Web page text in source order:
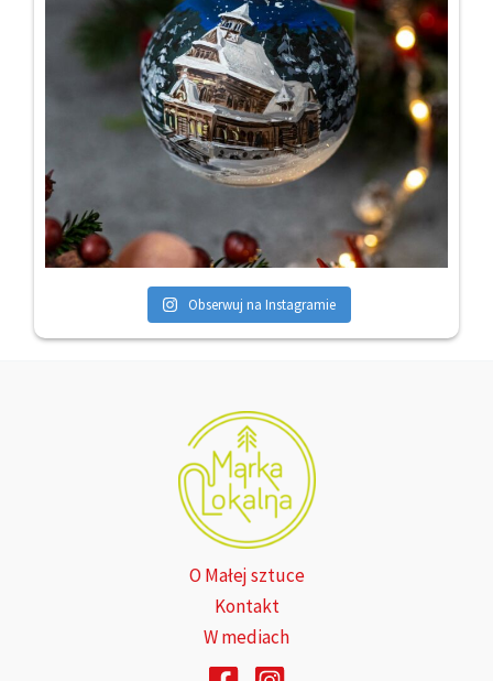
Obserwuj na Instagramie
O Małej sztuce
Kontakt
W mediach